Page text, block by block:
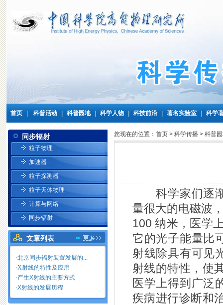
首页 科普活动 科普园地 科学人物 科技前沿 著名实验室 科学
同步辐射
粒子物理
加速器
粒子探测器
粒子天体物理
计算与网络
同步辐射
文章列表
·北京同步辐射装置发展的...
·X射线的特性及应用
·产生X射线的主要方式
·X射线的发展历程
您现在的位置： 首页> 科学传播> 科普
科学家们逐渐
量很大的电磁波
100 纳米，医学
它的光子能量比
射线除具有可见
射线的特性，使
医学上得到广泛
疾病进行诊断和